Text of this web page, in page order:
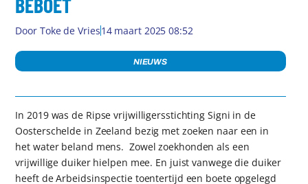
Door Toke de Vries14 maart 2025 08:52
NIEUWS
In 2019 was de Ripse vrijwilligersstichting Signi in de
Oosterschelde in Zeeland bezig met zoeken naar een in
het water beland mens. Zowel zoekhonden als een
vrijwillige duiker hielpen mee. En juist vanwege die duiker
heeft de Arbeidsinspectie toentertijd een boete opgelegd